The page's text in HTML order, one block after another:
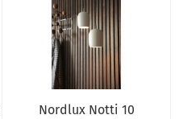
Nordlux Notti 10